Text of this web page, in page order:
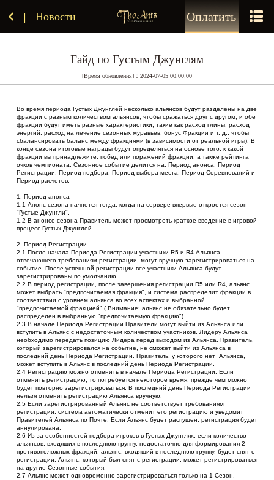
Оплатить
Новости
Гайд по Густым Джунглям
[Время обновления]：2024-07-05 00:00:00
Во время периода Густых Джунглей несколько альянсов будут разделены на две
фракции с разным количеством альянсов, чтобы сражаться друг с другом, и обе
фракции будут иметь разные характеристики, такие как расход глины, расход
энергий, расход на лечение сезонных муравьев, бонус Фракции и т. д., чтобы
сбалансировать баланс между фракциями (в зависимости от реальной игры). В
конце сезона итоговые награды будут определяться на основе того, к какой
фракции вы принадлежите, побед или поражений фракции, а также рейтинга
очков чемпионата. Сезонное событие делится на: Период анонса, Период
Регистрации, Период подбора, Период выбора места, Период Соревнований и
Период расчетов.
1. Период анонса
1.1 Анонс сезона начнется тогда, когда на сервере впервые откроется сезон
"Густые Джунгли".
1.2 В анонсе сезона Правитель может просмотреть краткое введение в игровой
процесс Густых Джунглей.
2. Период Регистрации
2.1 После начала Периода Регистрации участники R5 и R4 Альянса,
отвечающего требованиям регистрации, могут вручную зарегистрироваться на
событие. После успешной регистрации все участники Альянса будут
зарегистрированы по умолчанию.
2.2 В период регистрации, после завершения регистрации R5 или R4, альянс
может выбрать "предпочитаемая фракция", и система распределит фракции в
соответствии с уровнем альянса во всех аспектах и выбранной
"предпочитаемой фракцией" ( Внимание: альянс не обязательно будет
распределен в выбранную "предпочитаемую фракцию").
2.3 В начале Периода Регистрации Правители могут выйти из Альянса или
вступить в Альянс с недостаточным количеством участников. Лидеру Альянса
необходимо передать позицию Лидера перед выходом из Альянса. Правитель,
который зарегистрировался на событие, не сможет выйти из Альянса в
последний день Периода Регистрации. Правитель, у которого нет  Альянса,
может вступить в Альянс в последний день Периода Регистрации.
2.4 Регистрацию можно отменить в начале Периода Регистрации. Если
отменить регистрацию, то потребуется некоторое время, прежде чем можно
будет повторно зарегистрироваться. В последний день Периода Регистрации
нельзя отменить регистрацию Альянса вручную.
2.5 Если зарегистрированный Альянс не соответствует требованиям
регистрации, система автоматически отменит его регистрацию и уведомит
Правителей Альянса по Почте. Если Альянс будет распущен, регистрация будет
аннулирована.
2.6 Из-за особенностей подбора игроков в Густых Джунглях, если количество
альянсов, входящих в последнюю группу, недостаточно для формирования 2
противоположных фракций, альянс, входящий в последнюю группу, будет снят с
регистрации. Альянс, который был снят с регистрации, может регистрироваться
на другие Сезонные события.
2.7 Альянс может одновременно зарегистрироваться только на 1 Сезон.